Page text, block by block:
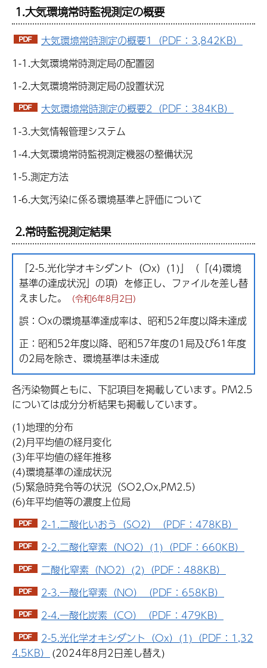
1.大気環境常時監視測定の概要
大気環境常時測定の概要1（PDF：3,842KB）
1-1.大気環境常時測定局の配置図
1-2.大気環境常時測定局の設置状況
大気環境常時測定の概要2（PDF：384KB）
1-3.大気情報管理システム
1-4.大気環境常時監視測定機器の整備状況
1-5.測定方法
1-6.大気汚染に係る環境基準と評価について
2.常時監視測定結果
「2-5.光化学オキシダント（Ox）(1)」（「(4)環境
基準の達成状況」の項）を修正し、ファイルを差し替
えました。
（令和6年8月2日）
誤：Oxの環境基準達成率は、昭和52年度以降未達成
正：昭和52年度以降、昭和57年度の1局及び61年度
の2局を除き、環境基準は未達成
各汚染物質ともに、下記項目を掲載しています。PM2.5
については成分分析結果も掲載しています。
(1)地理的分布
(2)月平均値の経月変化
(3)年平均値の経年推移
(4)環境基準の達成状況
(5)緊急時発令等の状況（SO2,Ox,PM2.5）
(6)年平均値等の濃度上位局
2-1.二酸化いおう（SO2）（PDF：478KB）
2-2.二酸化窒素（NO2）(1)（PDF：660KB）
二酸化窒素（NO2）(2)（PDF：488KB）
2-3.一酸化窒素（NO）（PDF：658KB）
2-4.一酸化炭素（CO）（PDF：479KB）
2-5.光化学オキシダント（Ox）(1)（PDF：1,32
4.5KB） (2024年8月2日差し替え)